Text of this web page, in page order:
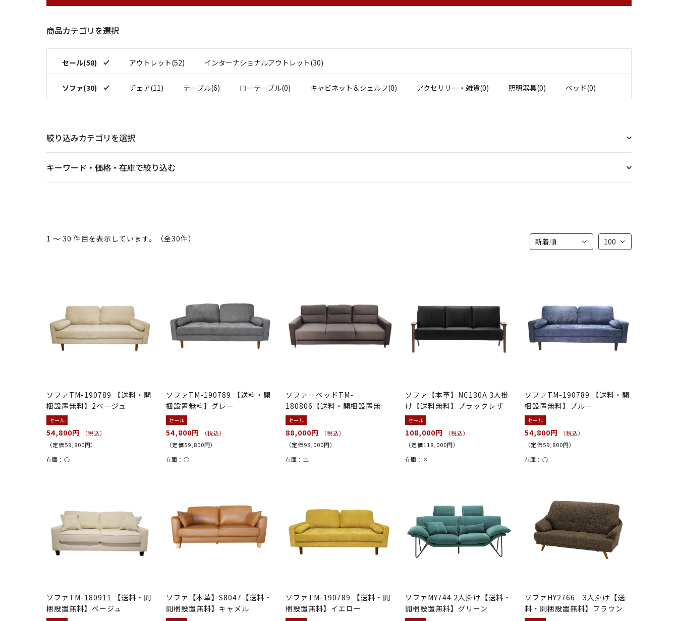
商品カテゴリを選択
セール(58) アウトレット(52) インターナショナルアウトレット(30)
ソファ(30) チェア(11) テーブル(6) ローテーブル(0) キャビネット＆シェルフ(0) アクセサリー・雑貨(0) 照明器具(0) ベッド(0)
絞り込みカテゴリを選択
キーワード・価格・在庫で絞り込む
1 ～ 30 件目を表示しています。（全30件）
ソファTM-190789 【送料・開
梱設置無料】2ベージュ
セール
54,800円
（税込）
（定価59,800円）
在庫： ○
ソファTM-190789 【送料・開
梱設置無料】グレー
セール
54,800円
（税込）
（定価59,800円）
在庫：○
ソファーベッドTM-
180806【送料・開梱設置無
料】グレー
セール
88,000円
（税込）
（定価98,000円）
在庫： △
ソファ【本革】NC130A 3人掛
け【送料無料】ブラックレザ
ー/ウ...
セール
108,000円
（税込）
（定価118,000円）
在庫： ×
ソファTM-190789 【送料・開
梱設置無料】ブルー
セール
54,800円
（税込）
（定価59,800円）
在庫：○
ソファTM-180911 【送料・開
梱設置無料】ベージュ
ソファ【本革】S8047【送料・
開梱設置無料】キャメル
ソファTM-190789 【送料・開
梱設置無料】イエロー
ソファMY744 2人掛け【送料・
開梱設置無料】グリーン
ソファHY2766 3人掛け【送
料・開梱設置無料】ブラウン